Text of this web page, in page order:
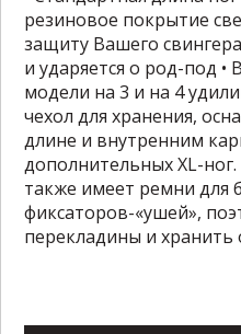
резиновое покрытие
защиту Вашего
и ударяется о род-под
модели на 3 и на 4
чехол для хранения,
длине и внутренним
дополнительных XL-
также имеет ремни для
фиксаторов-«ушей»,
перекладины и хранить